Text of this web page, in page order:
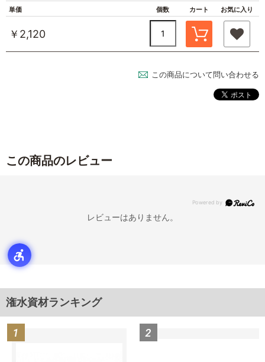
単価 個数 カート お気に入り
￥2,120
この商品について問い合わせる
この商品のレビュー
レビューはありません。
潅水資材ランキング